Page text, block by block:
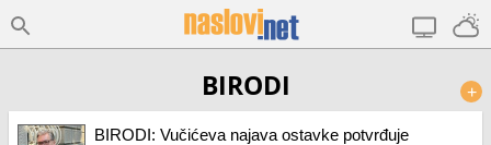
BIRODI +
BIRODI: Vučićeva najava ostavke potvrđuje